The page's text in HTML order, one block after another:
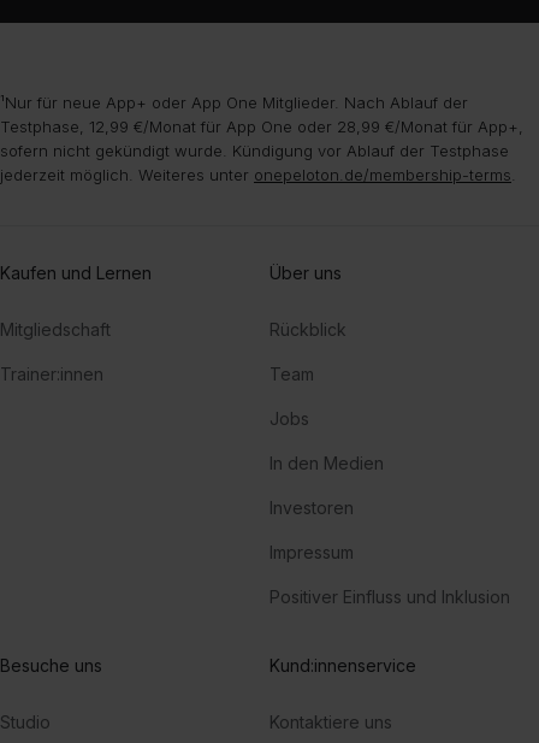
¹Nur für neue App+ oder App One Mitglieder. Nach Ablauf der
Testphase, 12,99 €/Monat für App One oder 28,99 €/Monat für App+,
sofern nicht gekündigt wurde. Kündigung vor Ablauf der Testphase
jederzeit möglich. Weiteres unter onepeloton.de/membership-terms
Kaufen und Lernen
Mitgliedschaft
Trainer:innen
Über uns
Rückblick
Team
Jobs
In den Medien
Investoren
Impressum
Positiver Einfluss und Inklusion
Besuche uns
Studio
Kund:innenservice
Kontaktiere uns